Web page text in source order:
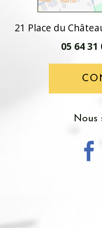
21 Place du
05 64 31